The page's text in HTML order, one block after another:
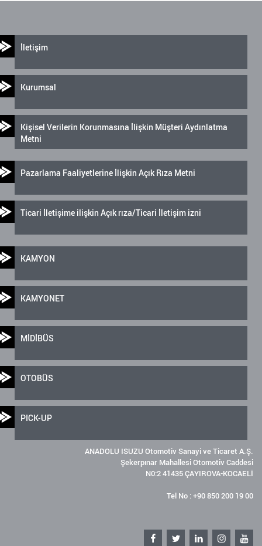
İletişim
Kurumsal
Kişisel Verilerin Korunmasına İlişkin Müşteri Aydınlatma
Metni
Pazarlama Faaliyetlerine İlişkin Açık Rıza Metni
Ticari İletişime ilişkin Açık rıza/Ticari İletişim izni
KAMYON
KAMYONET
MİDİBÜS
OTOBÜS
PICK-UP
ANADOLU ISUZU Otomotiv Sanayi ve Ticaret A.Ş.
Şekerpınar Mahallesi Otomotiv Caddesi
N0:2 41435 ÇAYIROVA-KOCAELİ
Tel No : +90 850 200 19 00